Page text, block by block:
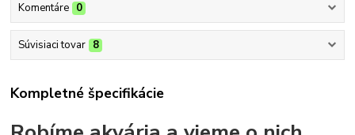
Komentáre 0
Súvisiaci tovar 8
Kompletné špecifikácie